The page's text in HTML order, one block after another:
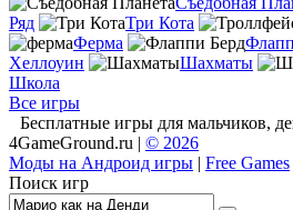
Ряд
Три Кота
Ферма
Хеллоуин
Шахматы
Школа
Все игры
Бесплатные игры для мальчиков,
4GameGround.ru | © 2026
Моды на Андроид игры | Free Games
Поиск игр